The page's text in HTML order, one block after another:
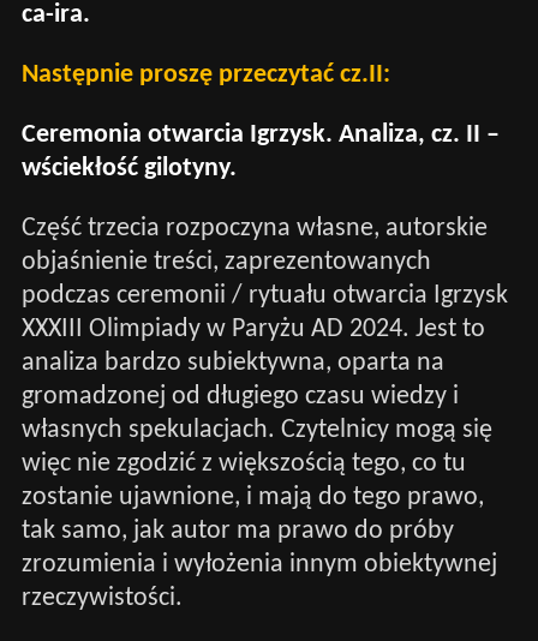
ca-ira.
Następnie proszę przeczytać cz.II:
Ceremonia otwarcia Igrzysk. Analiza, cz. II –
wściekłość gilotyny.
Część trzecia rozpoczyna własne, autorskie
objaśnienie treści, zaprezentowanych
podczas ceremonii / rytuału otwarcia Igrzysk
XXXIII Olimpiady w Paryżu AD 2024. Jest to
analiza bardzo subiektywna, oparta na
gromadzonej od długiego czasu wiedzy i
własnych spekulacjach. Czytelnicy mogą się
więc nie zgodzić z większością tego, co tu
zostanie ujawnione, i mają do tego prawo,
tak samo, jak autor ma prawo do próby
zrozumienia i wyłożenia innym obiektywnej
rzeczywistości.